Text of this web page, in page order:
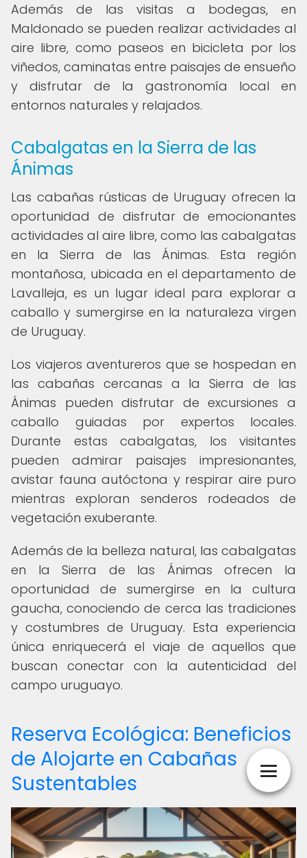
Además de las visitas a bodegas, en
Maldonado se pueden realizar actividades al
aire libre, como paseos en bicicleta por los
viñedos, caminatas entre paisajes de ensueño
y disfrutar de la gastronomía local en
entornos naturales y relajados.
Cabalgatas en la Sierra de las
Ánimas
Las cabañas rústicas de Uruguay ofrecen la
oportunidad de disfrutar de emocionantes
actividades al aire libre, como las cabalgatas
en la Sierra de las Ánimas. Esta región
montañosa, ubicada en el departamento de
Lavalleja, es un lugar ideal para explorar a
caballo y sumergirse en la naturaleza virgen
de Uruguay.
Los viajeros aventureros que se hospedan en
las cabañas cercanas a la Sierra de las
Ánimas pueden disfrutar de excursiones a
caballo guiadas por expertos locales.
Durante estas cabalgatas, los visitantes
pueden admirar paisajes impresionantes,
avistar fauna autóctona y respirar aire puro
mientras exploran senderos rodeados de
vegetación exuberante.
Además de la belleza natural, las cabalgatas
en la Sierra de las Ánimas ofrecen la
oportunidad de sumergirse en la cultura
gaucha, conociendo de cerca las tradiciones
y costumbres de Uruguay. Esta experiencia
única enriquecerá el viaje de aquellos que
buscan conectar con la autenticidad del
campo uruguayo.
Reserva Ecológica: Beneficios
de Alojarte en Cabañas
Sustentables